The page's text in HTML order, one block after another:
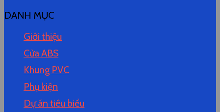
DANH MỤC
Giới thiệu
Cửa ABS
Khung PVC
Phụ kiện
Dự án tiêu biểu